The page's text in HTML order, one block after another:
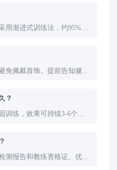
用渐进式训练法，约95%的
免佩戴首饰。提前告知健康
？
训练，效果可持续3-6个
测报告和教练资格证。优质